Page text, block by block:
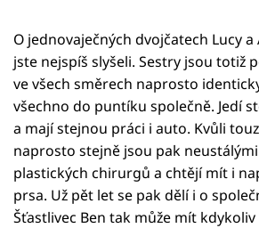
O jednovaječných dvojčatech Lucy a
jste nejspíš slyšeli. Sestry jsou totiž
ve všech směrech naprosto
všechno do puntíku společně. Jedí
a mají stejnou práci i auto. Kvůli
naprosto stejně jsou pak
plastických chirurgů a chtějí mít i
prsa. Už pět let se pak dělí i o
Šťastlivec Ben tak může mít kdykoliv